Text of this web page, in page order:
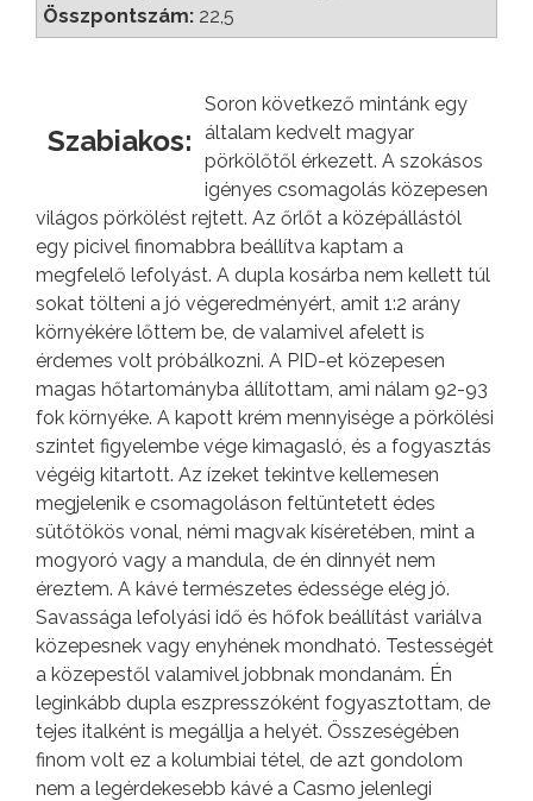
Összpontszám: 22,5
Szabiakos:
Soron következő mintánk egy
általam kedvelt magyar
pörkölőtől érkezett. A szokásos
igényes csomagolás közepesen
világos pörkölést rejtett. Az őrlőt a középállástól
egy picivel finomabbra beállítva kaptam a
megfelelő lefolyást. A dupla kosárba nem kellett túl
sokat tölteni a jó végeredményért, amit 1:2 arány
környékére lőttem be, de valamivel afelett is
érdemes volt próbálkozni. A PID-et közepesen
magas hőtartományba állítottam, ami nálam 92-93
fok környéke. A kapott krém mennyisége a pörkölési
szintet figyelembe vége kimagasló, és a fogyasztás
végéig kitartott. Az ízeket tekintve kellemesen
megjelenik e csomagoláson feltüntetett édes
sütőtökös vonal, némi magvak kíséretében, mint a
mogyoró vagy a mandula, de én dinnyét nem
éreztem. A kávé természetes édessége elég jó.
Savassága lefolyási idő és hőfok beállítást variálva
közepesnek vagy enyhének mondható. Testességét
a közepestől valamivel jobbnak mondanám. Én
leginkább dupla eszpresszóként fogyasztottam, de
tejes italként is megállja a helyét. Összeségében
finom volt ez a kolumbiai tétel, de azt gondolom
nem a legérdekesebb kávé a Casmo jelenlegi